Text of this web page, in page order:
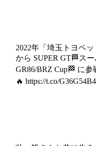
2022年「埼玉トヨペッ
から SUPER GT🏁ス
GR86/BRZ Cup🏁 に
🔥 https://t.co/